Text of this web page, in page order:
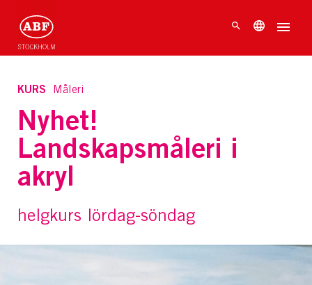
KURS Måleri
Nyhet!
Landskapsmåleri i
akryl
helgkurs lördag-söndag